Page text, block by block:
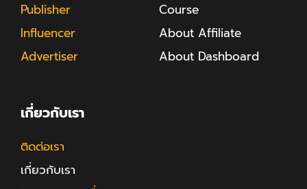
Publisher
Influencer
Advertiser
Course
About Affiliate
About Dashboard
เกี่ยวกับเรา
ติดต่อเรา
เกี่ยวกับเรา